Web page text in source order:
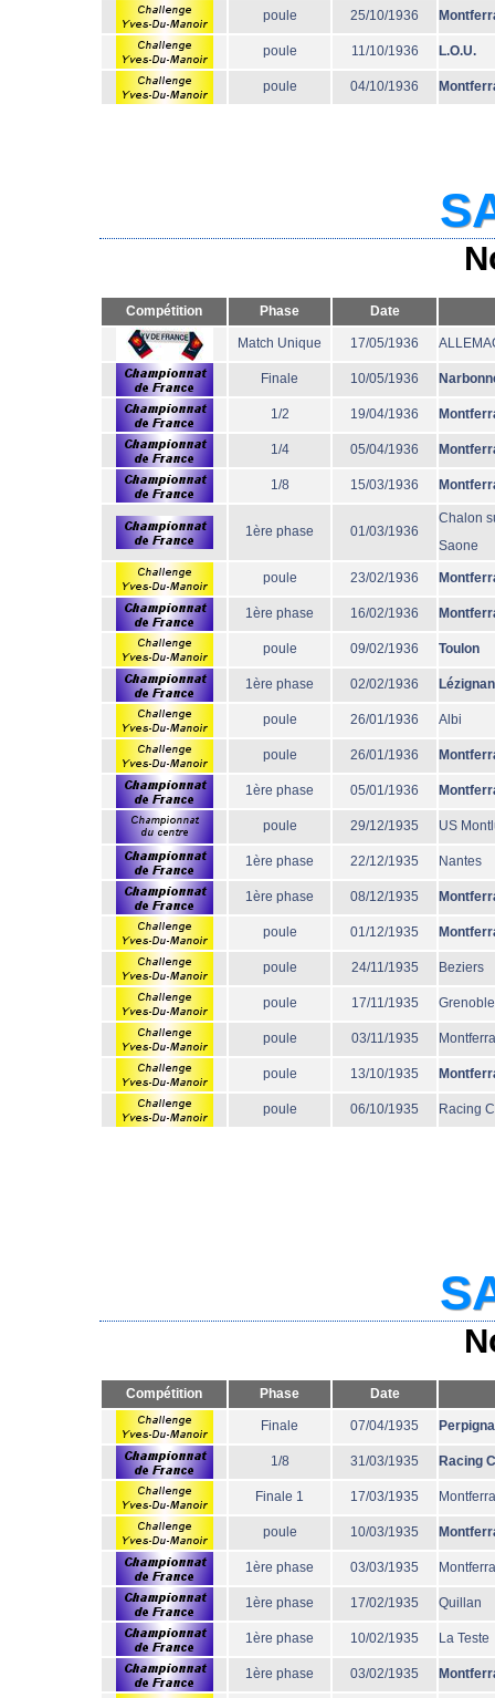
poule 25/10/1936
poule 11/10/1936 L.O.U.
poule 04/10/1936
Compétition Phase Date
Match Unique 17/05/1936
Finale 10/05/1936
1/2 19/04/1936
1/4 05/04/1936
1/8 15/03/1936
1ère phase 01/03/1936
Chalon
Saone
poule 23/02/1936
1ère phase 16/02/1936
poule 09/02/1936 Toulon
1ère phase 02/02/1936 Lézignan
poule 26/01/1936 Albi
poule 26/01/1936
1ère phase 05/01/1936
poule 29/12/1935 US
1ère phase 22/12/1935 Nantes
1ère phase 08/12/1935
poule 01/12/1935
poule 24/11/1935 Beziers
poule 17/11/1935 Grenoble
poule 03/11/1935
poule 13/10/1935
poule 06/10/1935 Racing
Compétition Phase Date
Finale 07/04/1935
1/8 31/03/1935 Racing
Finale 1 17/03/1935
poule 10/03/1935
1ère phase 03/03/1935
1ère phase 17/02/1935 Quillan
1ère phase 10/02/1935 La Teste
1ère phase 03/02/1935